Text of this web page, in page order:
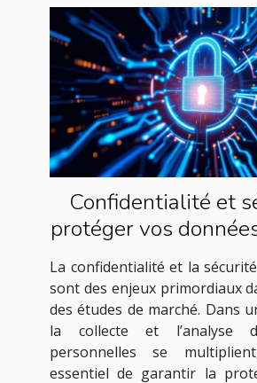
Confidentialité et
protéger vos
études de
La confidentialité et la
sont des enjeux primordiaux
des études de marché. Dans
la collecte et l’analyse
personnelles se
essentiel de garantir la